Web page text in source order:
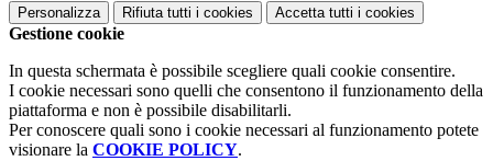
Personalizza Rifiuta tutti i cookies Accetta tutti i cookies
Gestione cookie
In questa schermata è possibile scegliere quali cookie consentire.
I cookie necessari sono quelli che consentono il funzionamento della
piattaforma e non è possibile disabilitarli.
Per conoscere quali sono i cookie necessari al funzionamento potete
visionare la COOKIE POLICY.